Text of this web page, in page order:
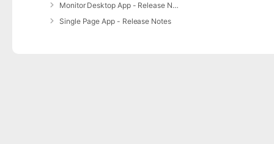
Monitor Desktop App - Release Notes
Single Page App - Release Notes